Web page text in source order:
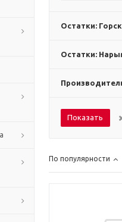
Остатки:
Остатки:
Показать
По популярности